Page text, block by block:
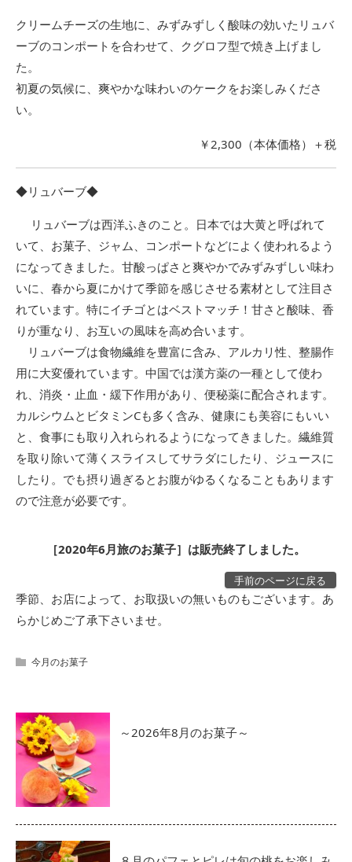
クリームチーズの生地に、みずみずしく酸味の効いたリュバ
ーブのコンポートを合わせて、クグロフ型で焼き上げまし
た。
初夏の気候に、爽やかな味わいのケークをお楽しみくださ
い。
￥2,300（本体価格）＋税
◆リュバーブ◆
リュバーブは西洋ふきのこと。日本では大黄と呼ばれて
いて、お菓子、ジャム、コンポートなどによく使われるよう
になってきました。甘酸っぱさと爽やかでみずみずしい味わ
いに、春から夏にかけて季節を感じさせる素材として注目さ
れています。特にイチゴとはベストマッチ！甘さと酸味、香
りが重なり、お互いの風味を高め合います。
リュバーブは食物繊維を豊富に含み、アルカリ性、整腸作
用に大変優れています。中国では漢方薬の一種として使わ
れ、消炎・止血・緩下作用があり、便秘薬に配合されます。
カルシウムとビタミンCも多く含み、健康にも美容にもいい
と、食事にも取り入れられるようになってきました。繊維質
を取り除いて薄くスライスしてサラダにしたり、ジュースに
したり。でも摂り過ぎるとお腹がゆるくなることもあります
ので注意が必要です。
［2020年6月旅のお菓子］は販売終了しました。
手前のページに戻る
季節、お店によって、お取扱いの無いものもございます。あ
らかじめご了承下さいませ。
今月のお菓子
～2026年8月のお菓子～